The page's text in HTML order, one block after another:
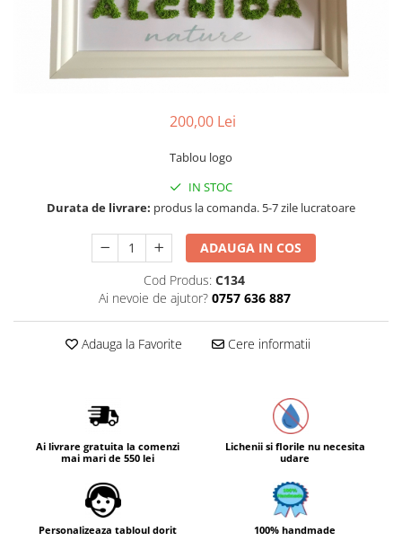
Tablou licheni pentru Barbati
Tablouri 40/30
Tablouri cu licheni pe canvas
Tablouri cu licheni pentru Nasi si
200,00 Lei
Tablou logo
IN STOC
Durata de livrare: produs la comanda. 5-7 zile lucratoare
ADAUGA IN COS
Cod Produs: C134
Ai nevoie de ajutor? 0757 636 887
Adauga la Favorite Cere informatii
Ai livrare gratuita la comenzi
mai mari de 550 lei
Lichenii si florile nu necesita
udare
Personalizeaza tabloul dorit 100% handmade